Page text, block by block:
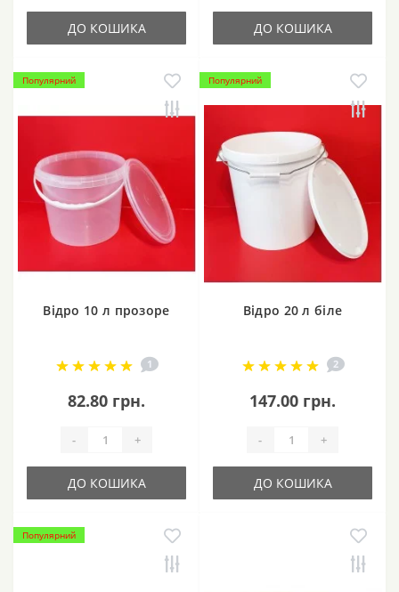
ДО КОШИКА ДО КОШИКА
Популярний
Відро 10 л прозоре
1
82.80 грн.
- +
ДО КОШИКА
Популярний
Відро 20 л біле
2
147.00 грн.
- +
ДО КОШИКА
Популярний